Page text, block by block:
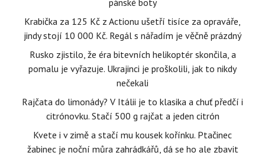
pánské boty
Krabička za 125 Kč z Actionu ušetří tisíce za opraváře,
jindy stojí 10 000 Kč. Regál s nářadím je věčně prázdný
Rusko zjistilo, že éra bitevních helikoptér skončila, a
pomalu je vyřazuje. Ukrajinci je proškolili, jak to nikdy
nečekali
Rajčata do limonády? V Itálii je to klasika a chuť předčí i
citrónovku. Stačí 500 g rajčat a jeden citrón
Kvete i v zimě a stačí mu kousek kořínku. Ptačinec
žabinec je noční můra zahrádkářů, dá se ho ale zbavit